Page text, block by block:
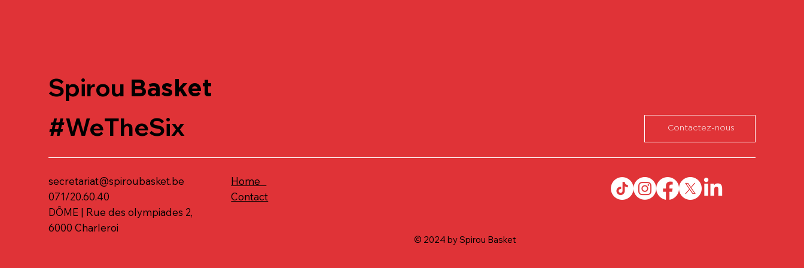
Spirou Basket
#WeTheSix Contactez-nous
secretariat@spiroubasket.be
071/20.60.40
DÔME | Rue des olympiades 2,
6000 Charleroi
Home
Contact
© 2024 by Spirou Basket